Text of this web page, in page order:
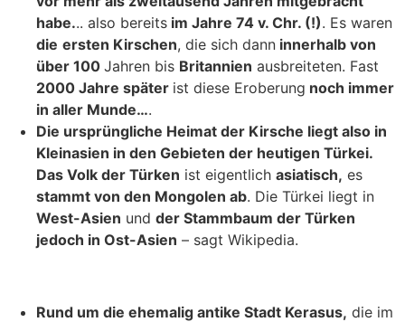
habe... also bereits im Jahre 74 v. Chr. (!). Es waren
die ersten Kirschen, die sich dann innerhalb von
über 100 Jahren bis Britannien ausbreiteten. Fast
2000 Jahre später ist diese Eroberung noch immer
in aller Munde….
Die ursprüngliche Heimat der Kirsche liegt also in
Kleinasien in den Gebieten der heutigen Türkei.
Das Volk der Türken ist eigentlich asiatisch, es
stammt von den Mongolen ab. Die Türkei liegt in
West-Asien und der Stammbaum der Türken
jedoch in Ost-Asien – sagt Wikipedia.
Rund um die ehemalig antike Stadt Kerasus, die im